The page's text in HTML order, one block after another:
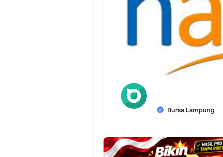
Bursa Lampung